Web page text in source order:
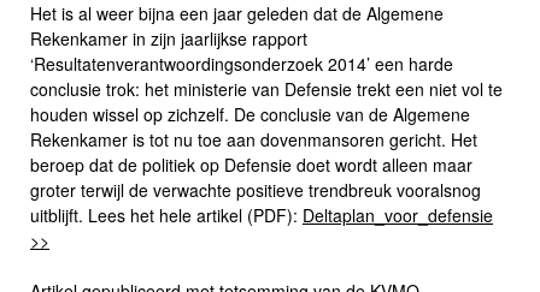
Het is al weer bijna een jaar geleden dat de Algemene
Rekenkamer in zijn jaarlijkse rapport
‘Resultatenverantwoordingsonderzoek 2014’ een harde
conclusie trok: het ministerie van Defensie trekt een niet vol te
houden wissel op zichzelf. De conclusie van de Algemene
Rekenkamer is tot nu toe aan dovenmansoren gericht. Het
beroep dat de politiek op Defensie doet wordt alleen maar
groter terwijl de verwachte positieve trendbreuk vooralsnog
uitblijft. Lees het hele artikel (PDF): Deltaplan_voor_defensie
>>